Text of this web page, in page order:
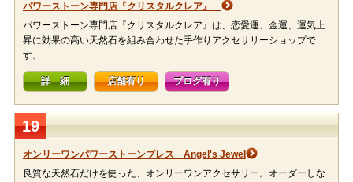
パワーストーン専門店『クリスタルクレア』
パワーストーン専門店『クリスタルクレア』は、恋愛運、金運、運気上
昇に効果の高い天然石を組み合わせた手作りアクセサリーショップで
す。
詳 細 店舗有り ブログ有り
19
オンリーワンパワーストーンブレス Angel's Jewel
良質な天然石だけを使った、オンリーワンアクセサリー。オーダーしな